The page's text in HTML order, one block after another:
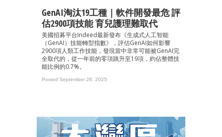
GenAI淘汰19工種｜軟件開發最危 評
估2900項技能 育兒護理難取代
美國招募平台Indeed最新發布《生成式人工智能
（GenAI）技能轉型指數》，評估GenAI如何影響
2900項人類工作技能，發現當中非常可能被GenAI完
全取代的，從一年前的零項跳升至19項，約佔整體技
能比例的0.7%。
Posted September 26, 2025